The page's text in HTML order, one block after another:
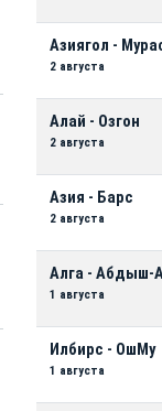
Азиягол -
2 августа
Алай - Озгон
2 августа
Азия - Барс
2 августа
Алга - Абдыш-
1 августа
Илбирс - ОшМу
1 августа